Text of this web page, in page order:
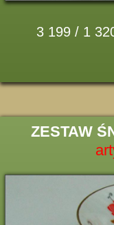
3 199 / 1
ZESTAW